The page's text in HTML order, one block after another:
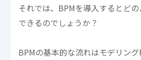
それでは、BPMを導入するとど
できるのでしょうか？
BPMの基本的な流れはモデリン